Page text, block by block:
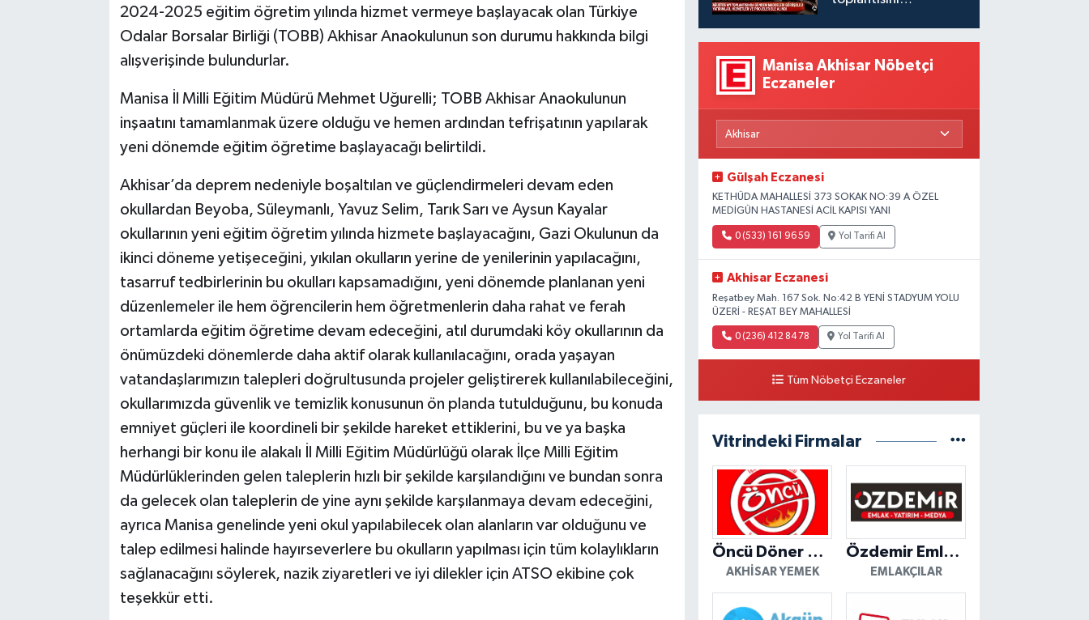
2024-2025 eğitim öğretim yılında hizmet vermeye başlayacak olan Türkiye
Odalar Borsalar Birliği (TOBB) Akhisar Anaokulunun son durumu hakkında bilgi
alışverişinde bulundurlar.
Manisa İl Milli Eğitim Müdürü Mehmet Uğurelli; TOBB Akhisar Anaokulunun
inşaatını tamamlanmak üzere olduğu ve hemen ardından tefrişatının yapılarak
yeni dönemde eğitim öğretime başlayacağı belirtildi.
Akhisar’da deprem nedeniyle boşaltılan ve güçlendirmeleri devam eden
okullardan Beyoba, Süleymanlı, Yavuz Selim, Tarık Sarı ve Aysun Kayalar
okullarının yeni eğitim öğretim yılında hizmete başlayacağını, Gazi Okulunun da
ikinci döneme yetişeceğini, yıkılan okulların yerine de yenilerinin yapılacağını,
tasarruf tedbirlerinin bu okulları kapsamadığını, yeni dönemde planlanan yeni
düzenlemeler ile hem öğrencilerin hem öğretmenlerin daha rahat ve ferah
ortamlarda eğitim öğretime devam edeceğini, atıl durumdaki köy okullarının da
önümüzdeki dönemlerde daha aktif olarak kullanılacağını, orada yaşayan
vatandaşlarımızın talepleri doğrultusunda projeler geliştirerek kullanılabileceğini,
okullarımızda güvenlik ve temizlik konusunun ön planda tutulduğunu, bu konuda
emniyet güçleri ile koordineli bir şekilde hareket ettiklerini, bu ve ya başka
herhangi bir konu ile alakalı İl Milli Eğitim Müdürlüğü olarak İlçe Milli Eğitim
Müdürlüklerinden gelen taleplerin hızlı bir şekilde karşılandığını ve bundan sonra
da gelecek olan taleplerin de yine aynı şekilde karşılanmaya devam edeceğini,
ayrıca Manisa genelinde yeni okul yapılabilecek olan alanların var olduğunu ve
talep edilmesi halinde hayırseverlere bu okulların yapılması için tüm kolaylıkların
sağlanacağını söylerek, nazik ziyaretleri ve iyi dilekler için ATSO ekibine çok
teşekkür etti.
Manisa Akhisar Nöbetçi
Eczaneler
Gülşah Eczanesi
KETHÜDA MAHALLESİ 373 SOKAK NO:39 A ÖZEL
MEDİGÜN HASTANESİ ACİL KAPISI YANI
0 (533) 161 96 59 Yol Tarifi Al
Akhisar Eczanesi
Reşatbey Mah. 167 Sok. No:42 B YENİ STADYUM YOLU
ÜZERİ - REŞAT BEY MAHALLESİ
0 (236) 412 84 78 Yol Tarifi Al
Tüm Nöbetçi Eczaneler
Vitrindeki Firmalar
Öncü Döner Akhisar
AKHISAR YEMEK
Özdemir Emlak Yatırım
EMLAKÇILAR
Akhisar Emlak